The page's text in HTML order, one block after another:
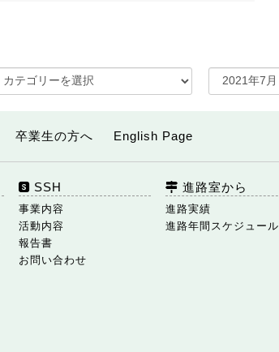
卒業生の方へ English Page
SSH
事業内容
活動内容
報告書
お問い合わせ
進路室から
進路実績
進路年間スケジュール